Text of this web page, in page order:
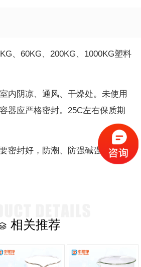
、60KG、200KG、1000KG塑料
内阴凉、通风、干燥处。未使用
器应严格密封。25C左右保质期
密封好，防潮、防强碱强酸及防
相关推荐